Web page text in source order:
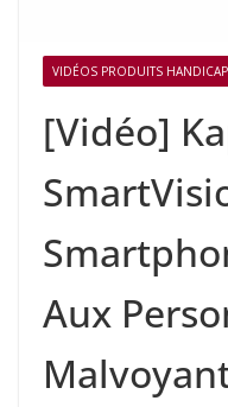
VIDÉOS PRODUITS HANDICAP
[Vidéo]
Aux